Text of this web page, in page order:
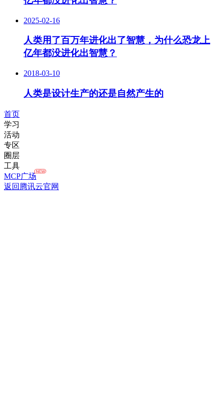
2025-02-16
人类用了百万年进化出了智慧，为什么恐龙上
亿年都没进化出智慧？
2018-03-10
人类是设计生产的还是自然产生的
首页
学习
活动
专区
圈层
工具
MCP广场
返回腾讯云官网